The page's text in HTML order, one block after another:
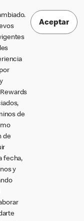
de
de
fecha,
y
Aceptar